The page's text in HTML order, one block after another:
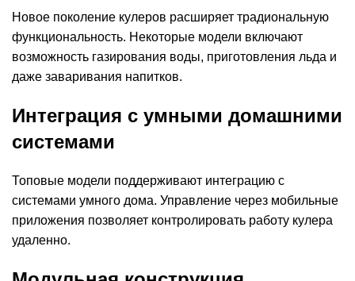
Новое поколение кулеров расширяет традиональную
функциональность. Некоторые модели включают
возможность газирования воды, приготовления льда и
даже заваривания напитков.
Интеграция с умными домашними
системами
Топовые модели поддерживают интеграцию с
системами умного дома. Управление через мобильные
приложения позволяет контролировать работу кулера
удаленно.